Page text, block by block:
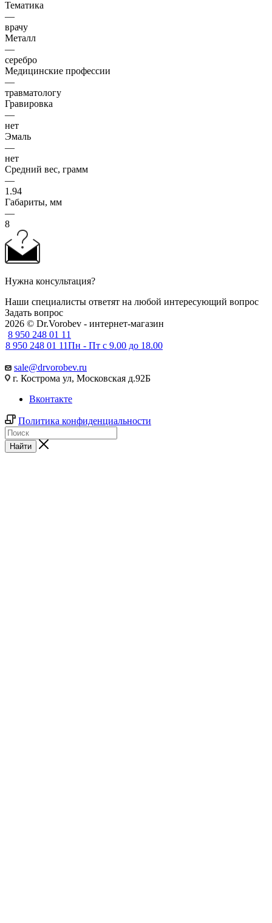
Тематика
—
врачу
Металл
—
серебро
Медицинские профессии
—
травматологу
Гравировка
—
нет
Эмаль
—
нет
Средний вес, грамм
—
1.94
Габариты, мм
—
8
Нужна консультация?
Наши специалисты ответят на любой интересующий вопрос
Задать вопрос
2026 © Dr.Vorobev - интернет-магазин
8 950 248 01 11
8 950 248 01 11Пн - Пт с 9.00 до 18.00
sale@drvorobev.ru
г. Кострома ул, Московская д.92Б
Вконтакте
Политика конфиденциальности
Найти